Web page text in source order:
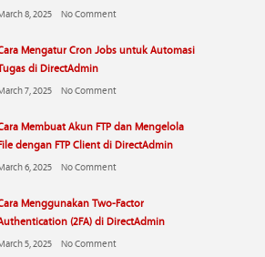
8, 2025 No Comment
Mengatur Cron Jobs untuk Automasi
di DirectAdmin
7, 2025 No Comment
Membuat Akun FTP dan Mengelola
dengan FTP Client di DirectAdmin
6, 2025 No Comment
Menggunakan Two-Factor
(2FA) di DirectAdmin
5, 2025 No Comment